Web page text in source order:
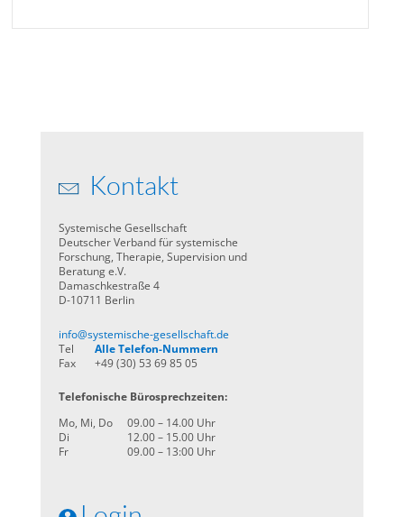
Kontakt
Systemische Gesellschaft
Deutscher Verband für systemische
Forschung, Therapie, Supervision und
Beratung e.V.
Damaschkestraße 4
D-10711 Berlin
info@systemische-gesellschaft.de
Tel
Alle Telefon-Nummern
Fax
+49 (30) 53 69 85 05
Telefonische Bürosprechzeiten:
Mo, Mi, Do
09.00 – 14.00 Uhr
Di
12.00 – 15.00 Uhr
Fr
09.00 – 13:00 Uhr